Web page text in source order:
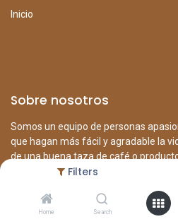
Filters
Home Search
Inicio
Sobre nosotros
Somos un equipo de personas
que hagan más fácil y agradable la
de una buena taza de café o
nuestro objetivo es aportar valor real
Desde nuestra cafetería hasta
con dedicación para ofrecer calidad,